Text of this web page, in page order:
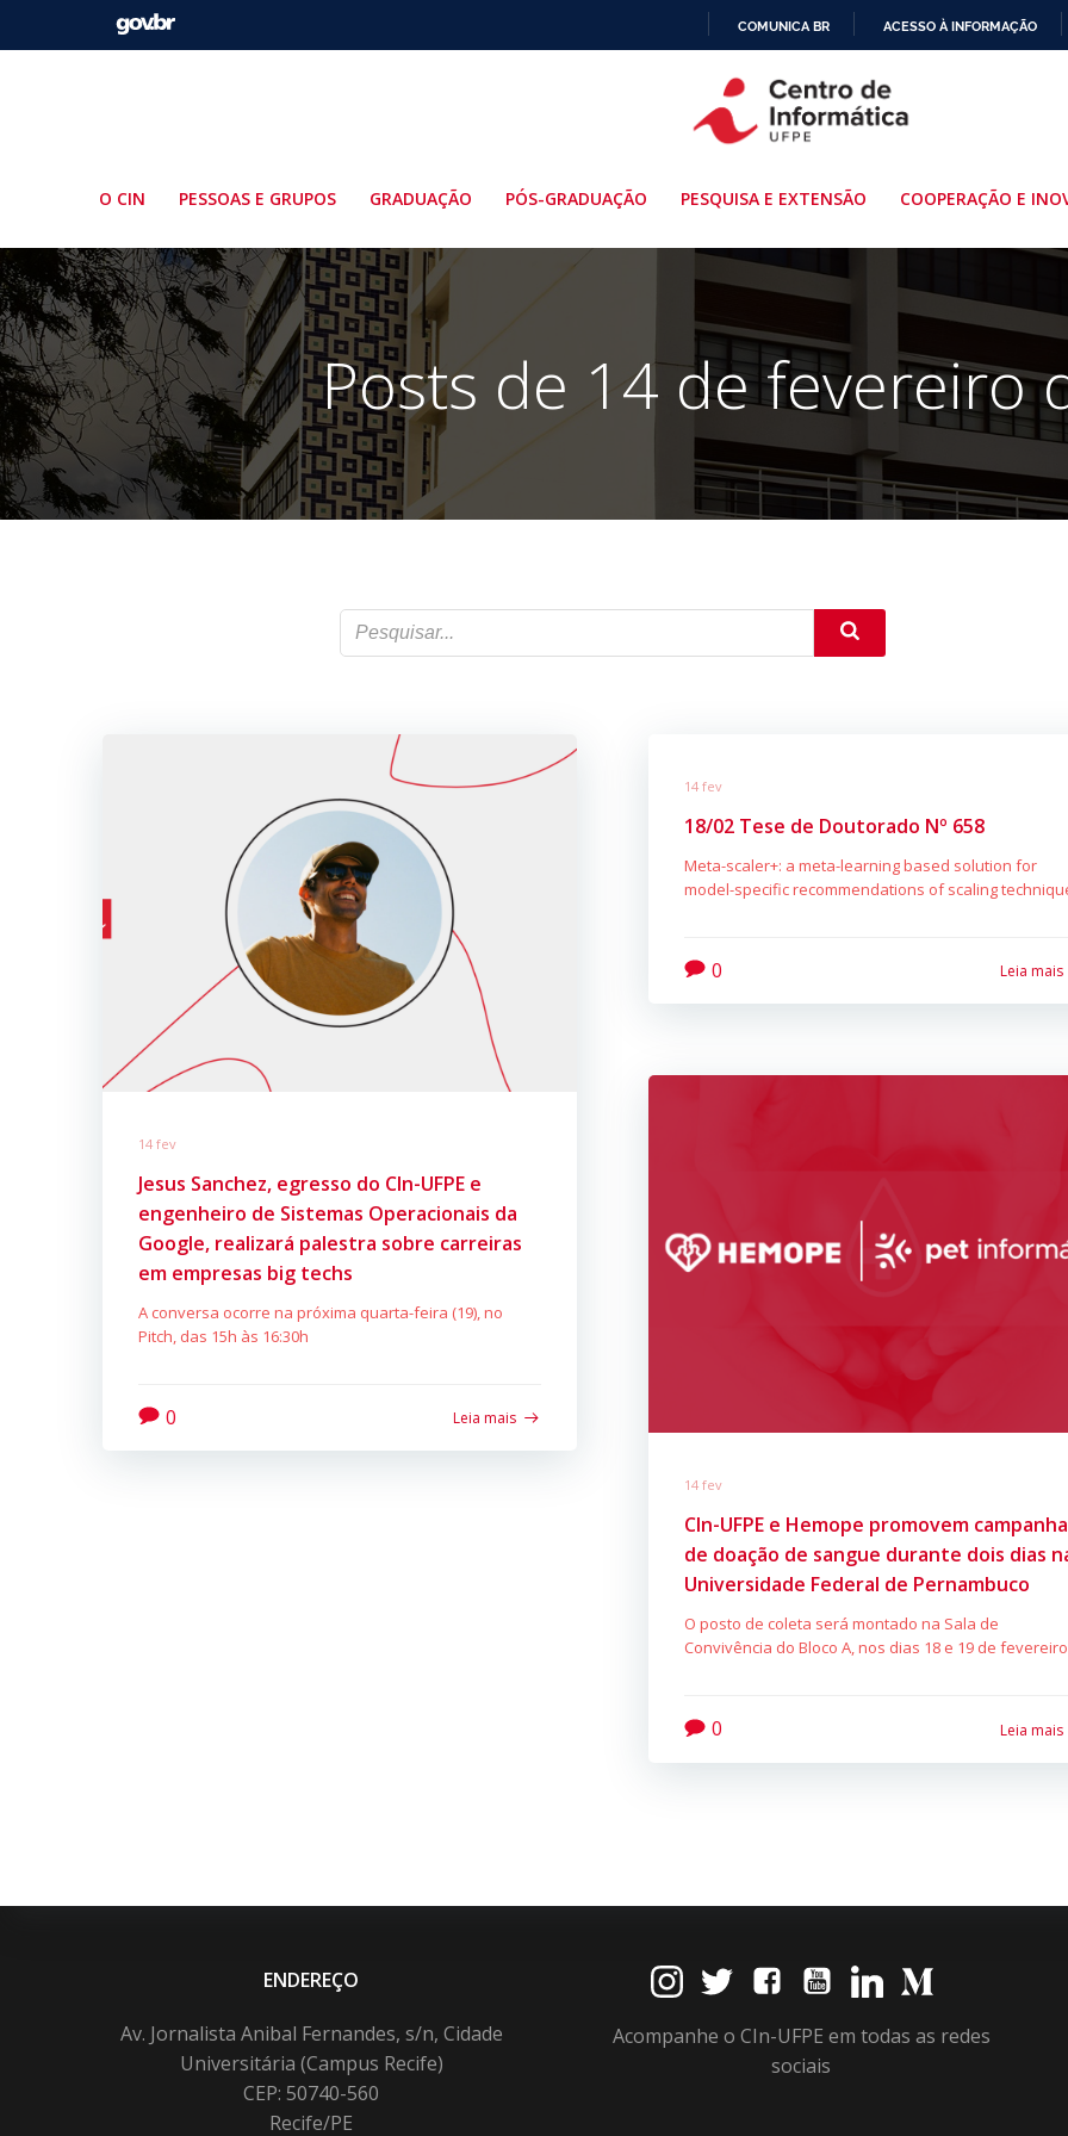
PARA
O
COMUNICA BR ACESSO À INFORMAÇÃO
O CIN PESSOAS E GRUPOS GRADUAÇÃO PÓS-GRADUAÇÃO PESQUISA E EXTENSÃO COOPERAÇÃO E
Posts de 14 de fevereiro
14 fev
Jesus Sanchez, egresso do CIn-UFPE e
engenheiro de Sistemas Operacionais da
Google, realizará palestra sobre carreiras
em empresas big techs
A conversa ocorre na próxima quarta-feira (19), no
Pitch, das 15h às 16:30h
0 Leia mais
14 fev
18/02 Tese de Doutorado Nº 658
Meta-scaler+: a meta-learning based solution for
model-specific recommendations of scaling
0 Leia mais
14 fev
CIn-UFPE e Hemope promovem campanha
de doação de sangue durante dois dias
Universidade Federal de Pernambuco
O posto de coleta será montado na Sala de
Convivência do Bloco A, nos dias 18 e 19 de fevereiro
0 Leia mais
ENDEREÇO
Av. Jornalista Anibal Fernandes, s/n, Cidade
Universitária (Campus Recife)
CEP: 50740-560
Recife/PE
Acompanhe o CIn-UFPE em todas as redes
sociais